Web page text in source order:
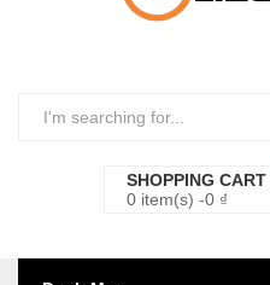
SHOPPING CART
0 item(s) -0 ₫